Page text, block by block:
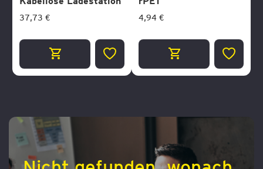
37,73 €
ZUR
4,94 €
ZUR